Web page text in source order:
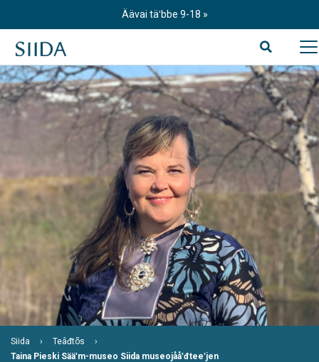
Äävai täʹbbe 9-18
Siida
Teâđtõs
Taina Pieski Sääʹm-museo Siida museojååʹđteeʹjen